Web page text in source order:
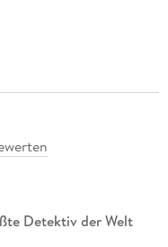
Detektiv der Welt